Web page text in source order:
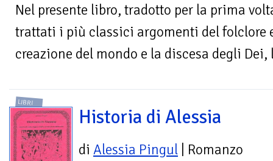
Nel presente libro, tradotto per la prima
trattati i più classici argomenti del folclore
creazione del mondo e la discesa degli
LIBRI
Historia di Alessia
di Alessia Pingul | Romanzo